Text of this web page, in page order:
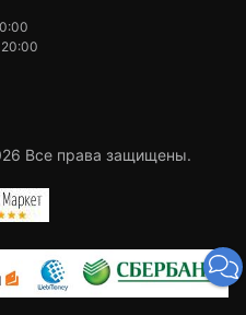
Все права защищены.